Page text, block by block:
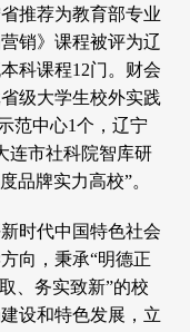
推荐为教育部专业
销》课程被评为辽
科课程12门。财会
级大学生校外实践
范中心1个，辽宁
连市社科院智库研
品牌实力高校”。
时代中国特色社会
向，秉承“明德正
、务实致新”的校
设和特色发展，立